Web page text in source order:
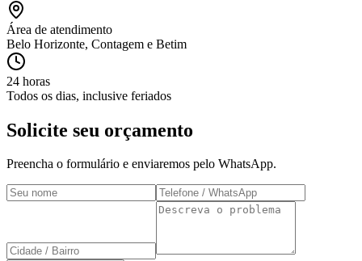
Área de atendimento
Belo Horizonte, Contagem e Betim
24 horas
Todos os dias, inclusive feriados
Solicite seu orçamento
Preencha o formulário e enviaremos pelo WhatsApp.